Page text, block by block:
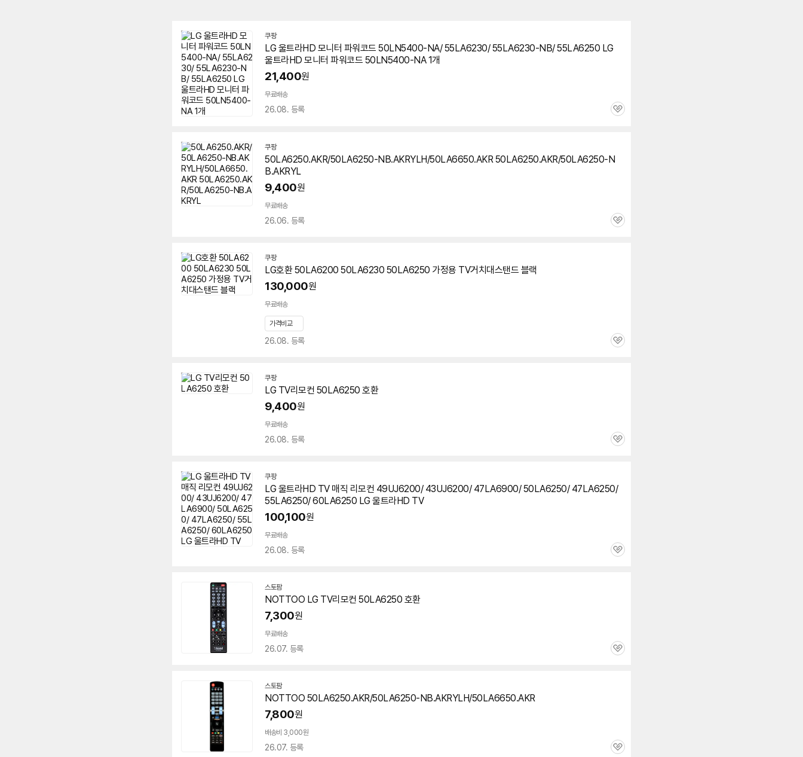
쿠팡
LG 울트라HD 모니터 파워코드 50LN5400-NA/ 55LA6230/ 55LA6230-NB/ 55LA6250 LG
울트라HD 모니터 파워코드 50LN5400-NA 1개
21,400원
무료배송
26.08. 등록
관
쿠팡
50LA6250.AKR/50LA6250-NB.AKRYLH/50LA6650.AKR 50LA6250.AKR/50LA6250-N
B.AKRYL
9,400원
무료배송
26.06. 등록
관
쿠팡
LG호환 50LA6200 50LA6230 50LA6250 가정용 TV거치대스탠드 블랙
130,000원
무료배송
가격비교
26.08. 등록
관
쿠팡
LG TV리모컨 50LA6250 호환
9,400원
무료배송
26.08. 등록
관
쿠팡
LG 울트라HD TV 매직 리모컨 49UJ6200/ 43UJ6200/ 47LA6900/50LA6250/ 47LA6250/
55LA6250/ 60LA6250 LG 울트라HD TV
100,100원
무료배송
26.08. 등록
관
스토팜네
버
페
이
NOTTOO LG TV리모컨 50LA6250 호환
7,300원
무료배송
26.07. 등록
관
스토팜네
버
페
이
NOTTOO 50LA6250.AKR/50LA6250-NB.AKRYLH/50LA6650.AKR
7,800원
배송비 3,000원
26.07. 등록
관
세부정보 열기/접기